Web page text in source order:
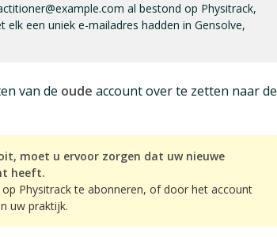
al bestond op Physitrack,
een uniek e-mailadres hadden in Gensolve,
van de oude account over te zetten naar de
moet u ervoor zorgen dat uw nieuwe
heeft.
Physitrack te abonneren, of door het account
uw praktijk.